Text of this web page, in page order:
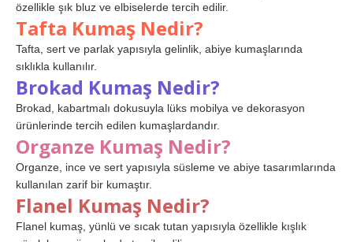
özellikle şık bluz ve elbiselerde tercih edilir.
Tafta Kumaş Nedir?
Tafta, sert ve parlak yapısıyla gelinlik, abiye kumaşlarında
sıklıkla kullanılır.
Brokad Kumaş Nedir?
Brokad, kabartmalı dokusuyla lüks mobilya ve dekorasyon
ürünlerinde tercih edilen kumaşlardandır.
Organze Kumaş Nedir?
Organze, ince ve sert yapısıyla süsleme ve abiye tasarımlarında
kullanılan zarif bir kumaştır.
Flanel Kumaş Nedir?
Flanel kumaş, yünlü ve sıcak tutan yapısıyla özellikle kışlık